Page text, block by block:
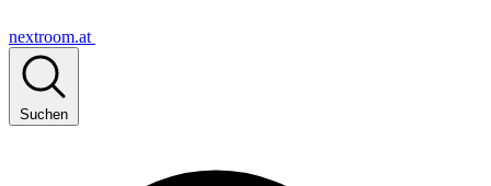
nextroom.at
Suchen